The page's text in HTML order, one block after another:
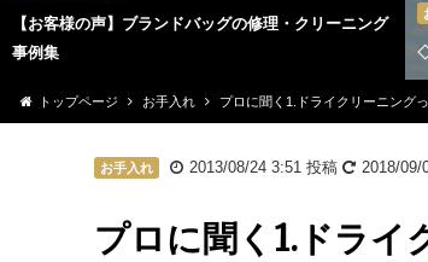
【お客様の声】ブランドバッグの修理・クリーニング
事例集
トップページ お手入れ プロに聞く1.ドライクリーニング
お手入れ 2013/08/24 3:51投稿 2018/09/
プロに聞く1.ドライ